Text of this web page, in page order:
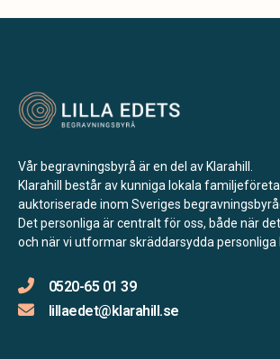
Vår begravningsbyrå är en del av Klarahill.
Klarahill består av kunniga lokala
auktoriserade inom Sveriges
Det personliga är centralt för oss, både när
och när vi utformar skräddarsydda personliga
0520-65 01 39
lillaedet@klarahill.se